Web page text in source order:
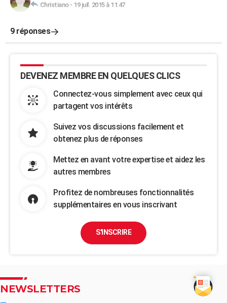
Christiano- 19 juil. 2015 à 11:47
9 réponses
DEVENEZ MEMBRE EN QUELQUES CLICS
Connectez-vous simplement avec ceux qui
partagent vos intérêts
Suivez vos discussions facilement et
obtenez plus de réponses
Mettez en avant votre expertise et aidez les
autres membres
Profitez de nombreuses fonctionnalités
supplémentaires en vous inscrivant
S'INSCRIRE
NEWSLETTERS